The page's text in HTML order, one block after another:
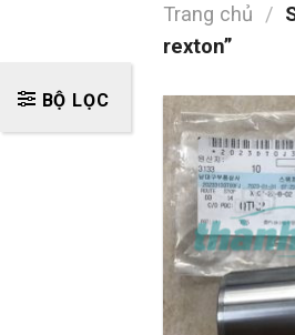
Trang chủ /
rexton”
BỘ LỌC